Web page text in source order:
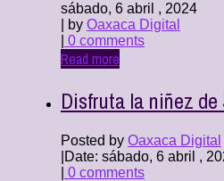
sábado, 6 abril , 2024
| by Oaxaca Digital
0 comments
Read more
Disfruta la niñez
Posted by Oaxaca Digital
Date: sábado, 6 abril ,
0 comments